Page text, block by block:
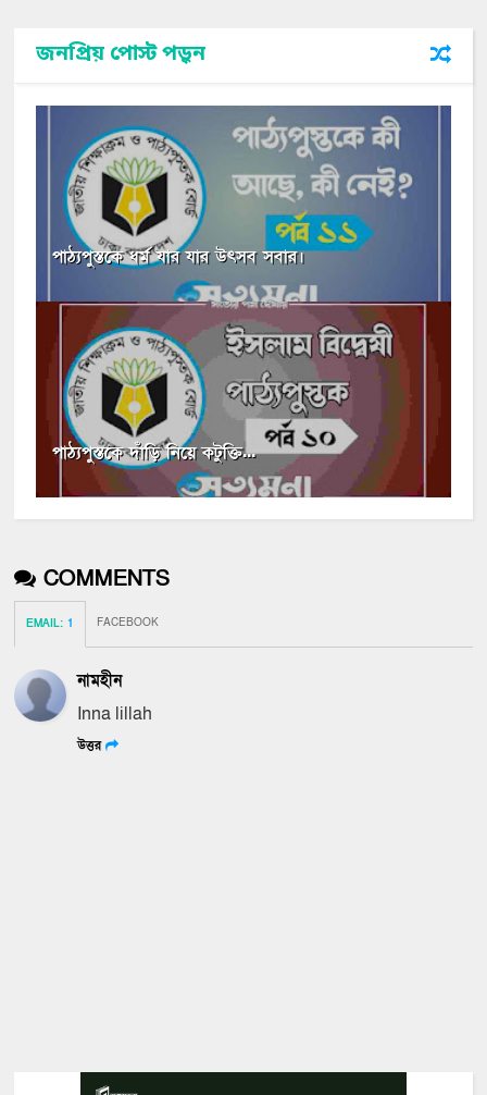
জনপ্রিয় পোস্ট পড়ুন
পাঠ্যপুস্তকে ধর্ম যার যার উৎসব সবার।
পাঠ্যপুস্তকে দাঁড়ি নিয়ে কটুক্তি...
COMMENTS
EMAIL:1 FACEBOOK
নামহীন
Inna lillah
উত্তর